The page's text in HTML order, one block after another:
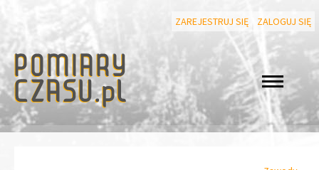
ZAREJESTRUJ SIĘ ZALOGUJ SIĘ